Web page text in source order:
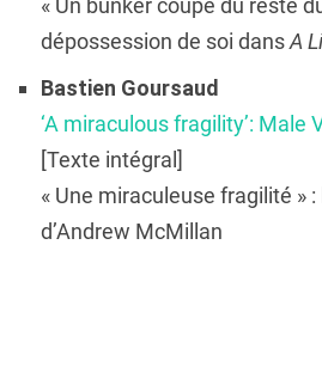
« Un bunker coupé du reste
dépossession de soi dansA
Bastien Goursaud
‘A miraculous fragility’: Male
[Texte intégral]
« Une miraculeuse fragilité »
d’Andrew McMillan